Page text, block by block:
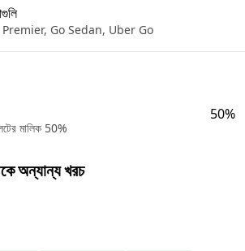
Go Sedan, Uber Go
মালিক 50%
50%
অন্যান্য খরচ